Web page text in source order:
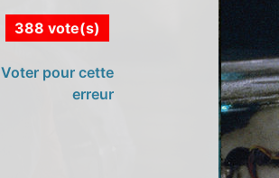
388 vote(s)
Voter pour cette
erreur